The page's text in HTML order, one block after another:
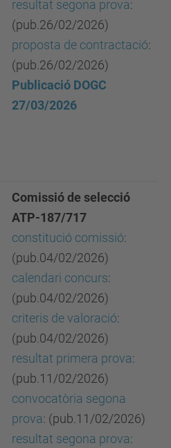
resultat segona prova:
(pub.26/02/2026)
proposta de contractació:
(pub.26/02/2026)
Publicació DOGC
27/03/2026
Comissió de selecció
ATP-187/717
constitució comissió:
(pub.04/02/2026)
calendari concurs:
(pub.04/02/2026)
criteris de valoració:
(pub.04/02/2026)
resultat primera prova:
(pub.11/02/2026)
convocatòria segona
prova: (pub.11/02/2026)
resultat segona prova: